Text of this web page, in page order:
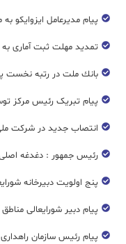
پیام مدیرعامل ایزوایکو
تمدید مهلت ثبت آماری به
بانك ملت در رتبه نخست
پیام تبریک رئیس مرکز
انتصاب جدید در شرکت
رئیس جمهور : دغدغه
پنج اولویت دبیرخانه
پیام دبیر شورایعالی
پیام رئیس سازمان